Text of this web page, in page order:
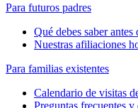
Para futuros padres
Qué debes saber
Nuestras afiliaciones
Para familias existentes
Calendario de visitas
Preguntas frecuentes y